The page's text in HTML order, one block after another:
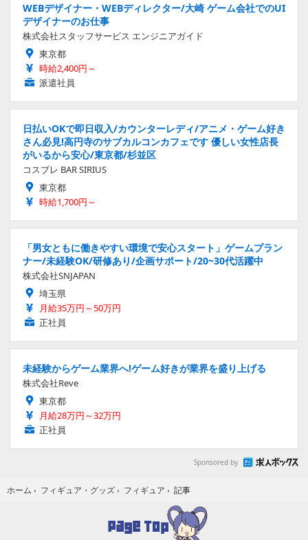
WEBデザイナー・WEBディレクター/大崎 ゲーム会社でのUI
デザイナーのお仕事
株式会社スタッフサービス エンジニアガイド
東京都
時給2,400円～
派遣社員
日払いOKで即日収入/カウンターレディ/アニメ・ゲーム好き
さん必見!高円寺のサブカルコンカフェです 優しい女性店長
がいるから安心/東京都/杉並区
コスプレ BAR SIRIUS
東京都
時給1,700円～
「男女ともに働きやすい環境で安心スタート」ゲームプラン
ナー/未経験OK/研修あり/企画サポート/20~30代活躍中
株式会社SNJAPAN
埼玉県
月給35万円～50万円
正社員
未経験からゲーム業界へ!ゲーム好きが業界を盛り上げる
株式会社Reve
東京都
月給28万円～32万円
正社員
Sponsored by
ホーム › フィギュア・グッズ › フィギュア › 記事